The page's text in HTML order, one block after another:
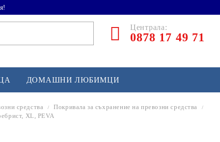
Централа:
0878 17 49 71
ДОМАШНИ ЛЮБИМЦИ
средства
Покривала за съхранение на превозни средства
XL, PEVA